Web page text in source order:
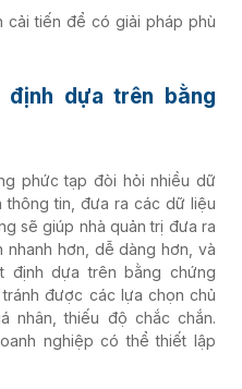
cải tiến để có giải pháp phù
định dựa trên bằng
phức tạp đòi hỏi nhiều dữ
thông tin, đưa ra các dữ liệu
sẽ giúp nhà quản trị đưa ra
hơn, dễ dàng hơn, và
định dựa trên bằng chứng
được các lựa chọn chủ
nhân, thiếu độ chắc chắn.
nghiệp có thể thiết lập